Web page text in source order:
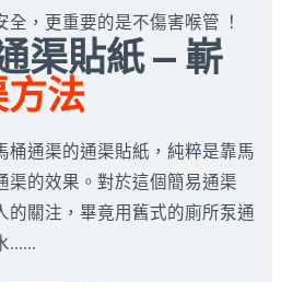
，更重要的是不傷害喉管 ！
渠貼紙 — 嶄
法
桶通渠的通渠貼紙，純粹是靠馬
渠的效果。對於這個簡易通渠
的關注，畢竟用舊式的廁所泵通
……